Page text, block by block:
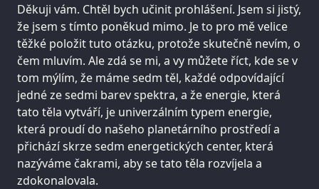
Děkuji vám. Chtěl bych učinit prohlášení. Jsem si jistý,
že jsem s tímto poněkud mimo. Je to pro mě velice
těžké položit tuto otázku, protože skutečně nevím, o
čem mluvím. Ale zdá se mi, a vy můžete říct, kde se v
tom mýlím, že máme sedm těl, každé odpovídající
jedné ze sedmi barev spektra, a že energie, která
tato těla vytváří, je univerzálním typem energie,
která proudí do našeho planetárního prostředí a
přichází skrze sedm energetických center, která
nazýváme čakrami, aby se tato těla rozvíjela a
zdokonalovala.